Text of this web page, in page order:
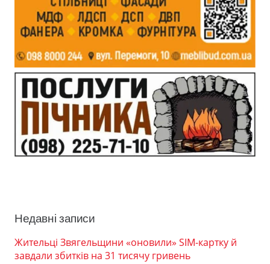
Недавні записи
Жительці Звягельщини «оновили» SIM-картку й
завдали збитків на 31 тисячу гривень